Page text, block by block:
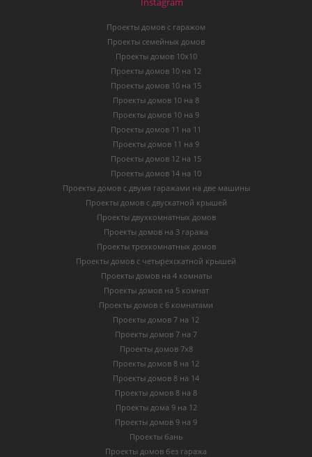
Проекты домов с гаражом
Проекты семейных домов
Проекты домов 10х10
Проекты домов 10 на 12
Проекты домов 10 на 15
Проекты домов 10 на 8
Проекты домов 10 на 9
Проекты домов 11 на 11
Проекты домов 11 на 9
Проекты домов 12 на 15
Проекты домов 14 на 10
Проекты домов с двумя гаражами на две машины
Проекты домов с двускатной крышей
Проекты двухкомнатных домов
Проекты домов на 3 гаража
Проекты трехкомнатных домов
Проекты домов с четырехскатной крышей
Проекты домов на 4 комнаты
Проекты домов на 5 комнат
Проекты домов с 6 комнатами
Проекты домов 7 на 12
Проекты домов 7 на 7
Проекты домов 7х8
Проекты домов 8 на 12
Проекты домов 8 на 14
Проекты домов 8 на 8
Проекты дома 9 на 12
Проекты домов 9 на 9
Проекты бань
Проекты домов без гаража